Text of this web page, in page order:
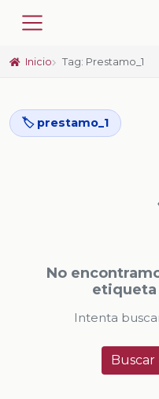
Inicio Tag: Prestamo_1
🏷️ prestamo_1
No
etiqueta
Intenta
Buscar